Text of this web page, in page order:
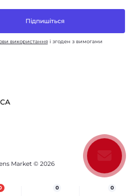
0 0
Підпишіться
використання і згоден з вимогами
Market © 2026